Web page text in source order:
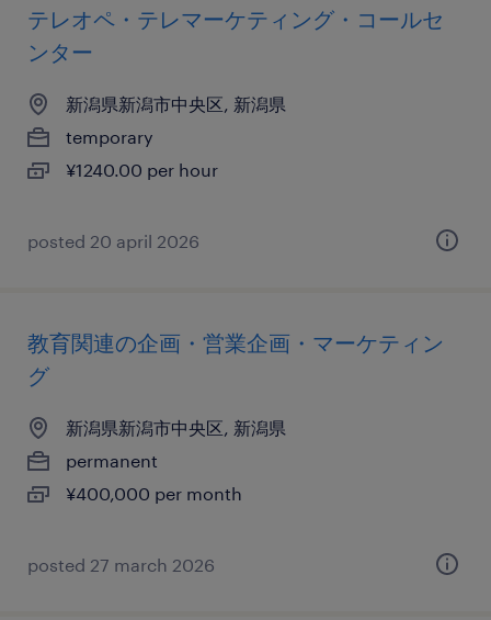
テレオペ・テレマーケティング・コールセ
ンター
新潟県新潟市中央区, 新潟県
temporary
¥1240.00 per hour
posted 20 april 2026
教育関連の企画・営業企画・マーケティン
グ
新潟県新潟市中央区, 新潟県
permanent
¥400,000 per month
posted 27 march 2026